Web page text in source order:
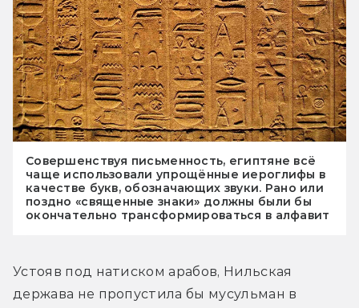
Совершенствуя письменность, египтяне всё
чаще использовали упрощённые иероглифы в
качестве букв, обозначающих звуки. Рано или
поздно «священные знаки» должны были бы
окончательно трансформироваться в алфавит
Устояв под натиском арабов, Нильская
держава не пропустила бы мусульман в